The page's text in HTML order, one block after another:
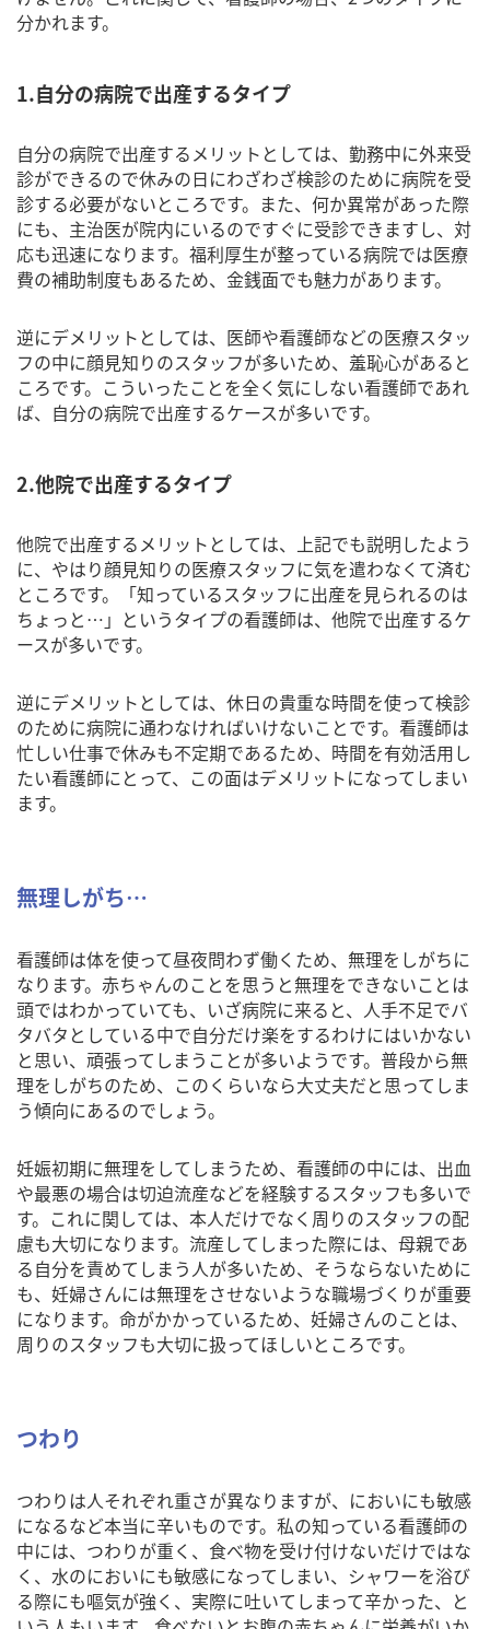
分かれます。
1.自分の病院で出産するタイプ
自分の病院で出産するメリットとしては、勤務中に外来受
診ができるので休みの日にわざわざ検診のために病院を受
診する必要がないところです。また、何か異常があった際
にも、主治医が院内にいるのですぐに受診できますし、対
応も迅速になります。福利厚生が整っている病院では医療
費の補助制度もあるため、金銭面でも魅力があります。
逆にデメリットとしては、医師や看護師などの医療スタッ
フの中に顔見知りのスタッフが多いため、羞恥心があると
ころです。こういったことを全く気にしない看護師であれ
ば、自分の病院で出産するケースが多いです。
2.他院で出産するタイプ
他院で出産するメリットとしては、上記でも説明したよう
に、やはり顔見知りの医療スタッフに気を遣わなくて済む
ところです。「知っているスタッフに出産を見られるのは
ちょっと…」というタイプの看護師は、他院で出産するケ
ースが多いです。
逆にデメリットとしては、休日の貴重な時間を使って検診
のために病院に通わなければいけないことです。看護師は
忙しい仕事で休みも不定期であるため、時間を有効活用し
たい看護師にとって、この面はデメリットになってしまい
ます。
無理しがち…
看護師は体を使って昼夜問わず働くため、無理をしがちに
なります。赤ちゃんのことを思うと無理をできないことは
頭ではわかっていても、いざ病院に来ると、人手不足でバ
タバタとしている中で自分だけ楽をするわけにはいかない
と思い、頑張ってしまうことが多いようです。普段から無
理をしがちのため、このくらいなら大丈夫だと思ってしま
う傾向にあるのでしょう。
妊娠初期に無理をしてしまうため、看護師の中には、出血
や最悪の場合は切迫流産などを経験するスタッフも多いで
す。これに関しては、本人だけでなく周りのスタッフの配
慮も大切になります。流産してしまった際には、母親であ
る自分を責めてしまう人が多いため、そうならないために
も、妊婦さんには無理をさせないような職場づくりが重要
になります。命がかかっているため、妊婦さんのことは、
周りのスタッフも大切に扱ってほしいところです。
つわり
つわりは人それぞれ重さが異なりますが、においにも敏感
になるなど本当に辛いものです。私の知っている看護師の
中には、つわりが重く、食べ物を受け付けないだけではな
く、水のにおいにも敏感になってしまい、シャワーを浴び
る際にも嘔気が強く、実際に吐いてしまって辛かった、と